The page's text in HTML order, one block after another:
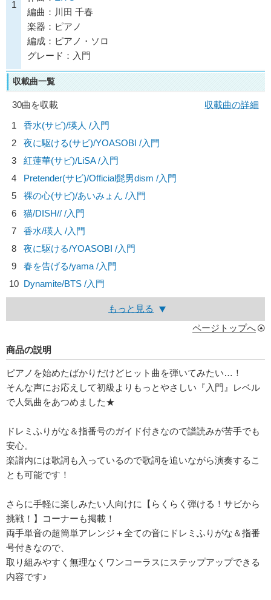
1
編曲：川田 千春
楽器：ピアノ
編成：ピアノ・ソロ
グレード：入門
収載曲一覧
30曲を収載
収載曲の詳細
1
香水(サビ)/瑛人 /入門
2
夜に駆ける(サビ)/YOASOBI /入門
3
紅蓮華(サビ)/LiSA/入門
4
Pretender(サビ)/Official髭男dism /入門
5
裸の心(サビ)/あいみょん /入門
6
猫/DISH// /入門
7
香水/瑛人 /入門
8
夜に駆ける/YOASOBI /入門
9
春を告げる/yama /入門
10 Dynamite/BTS /入門
もっと見る
ページトップへ
商品の説明
ピアノを始めたばかりだけどヒット曲を弾いてみたい…！
そんな声にお応えして初級よりもっとやさしい『入門』レベル
で人気曲をあつめました★
ドレミふりがな＆指番号のガイド付きなので譜読みが苦手でも
安心。
楽譜内には歌詞も入っているので歌詞を追いながら演奏するこ
とも可能です！
さらに手軽に楽しみたい人向けに【らくらく弾ける！サビから
挑戦！】コーナーも掲載！
両手単音の超簡単アレンジ＋全ての音にドレミふりがな＆指番
号付きなので、
取り組みやすく無理なくワンコーラスにステップアップできる
内容です♪